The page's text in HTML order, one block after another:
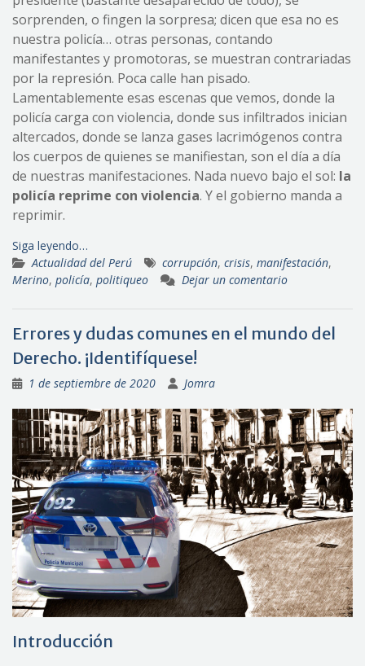
sorprenden, o fingen la sorpresa; dicen que esa no es
nuestra policía… otras personas, contando
manifestantes y promotoras, se muestran contrariadas
por la represión. Poca calle han pisado.
Lamentablemente esas escenas que vemos, donde la
policía carga con violencia, donde sus infiltrados inician
altercados, donde se lanza gases lacrimógenos contra
los cuerpos de quienes se manifiestan, son el día a día
de nuestras manifestaciones. Nada nuevo bajo el sol: la
policía reprime con violencia. Y el gobierno manda a
reprimir.
Siga leyendo…
Actualidad del Perú
corrupción, crisis, manifestación,
Merino, policía, politiqueo Dejar un comentario
Errores y dudas comunes en el mundo del
Derecho. ¡Identifíquese!
1 de septiembre de 2020 Jomra
Introducción